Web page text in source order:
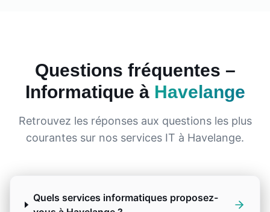
Questions fréquentes –
Informatique à Havelange
Retrouvez les réponses aux questions les plus
courantes sur nos services IT à Havelange.
Quels services informatiques proposez-